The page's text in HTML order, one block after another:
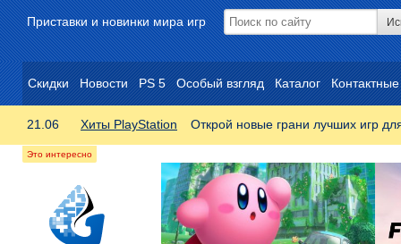
Приставки и новинки мира игр
Скидки Новости PS 5 Особый взгляд Каталог
21.06 Хиты PlayStation Открой новые грани лучших игр